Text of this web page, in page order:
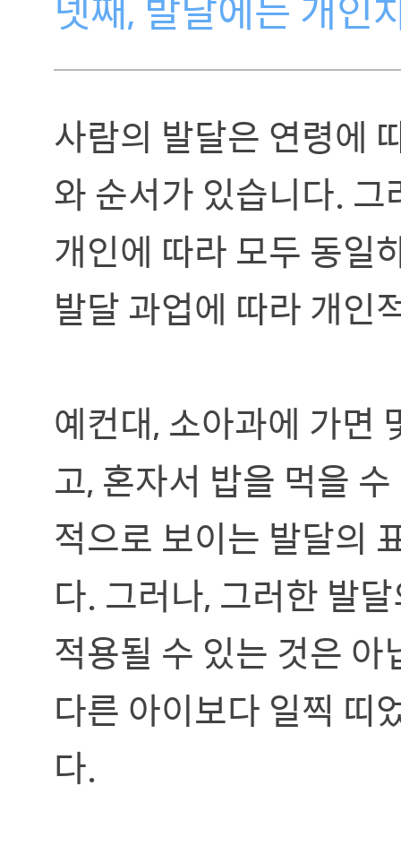
사람의 발달은 연령에
와 순서가 있습니다.
개인에 따라 모두 동일
발달 과업에 따라 개인
예컨대, 소아과에 가면
고, 혼자서 밥을 먹을
적으로 보이는 발달의
다. 그러나, 그러한 발
적용될 수 있는 것은
다른 아이보다 일찍 띠
다.